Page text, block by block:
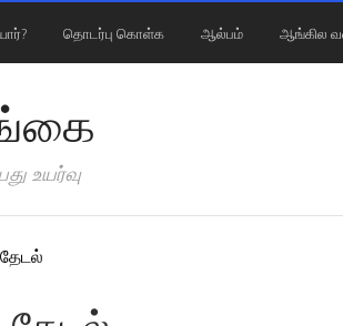
தொடர்பு கொள்க ஆல்பம் ஆங்கில
உயர்வு